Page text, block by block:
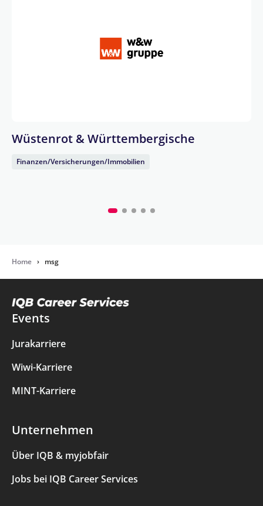
Wüstenrot & Württembergische
Finanzen/Versicherungen/Immobilien
Home › msg
Events
Jurakarriere
Wiwi-Karriere
MINT-Karriere
Unternehmen
Über IQB & myjobfair
Jobs bei IQB Career Services